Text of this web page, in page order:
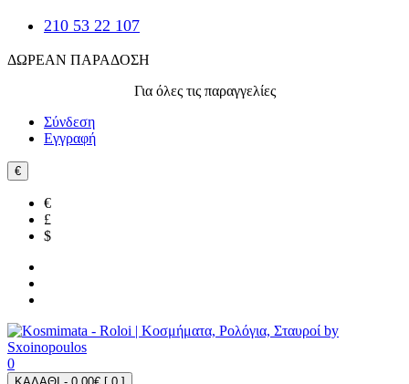
210 53 22 107
ΔΩΡΕΑΝ ΠΑΡΑΔΟΣΗ
Για όλες τις παραγγελίες
Σύνδεση
Εγγραφή
€
€
£
$
0